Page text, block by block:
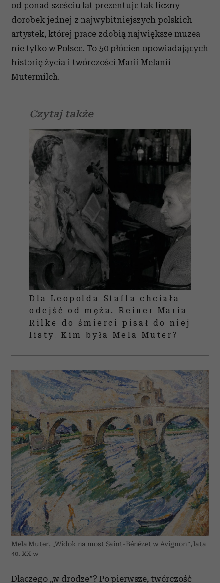
od ponad sześciu lat prezentuje tak liczny
dorobek jednej z najwybitniejszych polskich
artystek, której prace zdobią największe muzea
nie tylko w Polsce. To 50 płócien opowiadających
historię życia i twórczości Marii Melanii
Mutermilch.
Czytaj także
Dla Leopolda Staffa chciała
odejść od męża. Reiner Maria
Rilke do śmierci pisał do niej
listy. Kim była Mela Muter?
Mela Muter, „Widok na most Saint-Bénézet w Avignon”, lata
40. XX w
Dlaczego „w drodze”? Po pierwsze, twórczość